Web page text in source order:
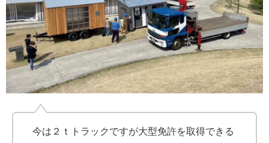
今は２ｔトラックですが大型免許を取得できる